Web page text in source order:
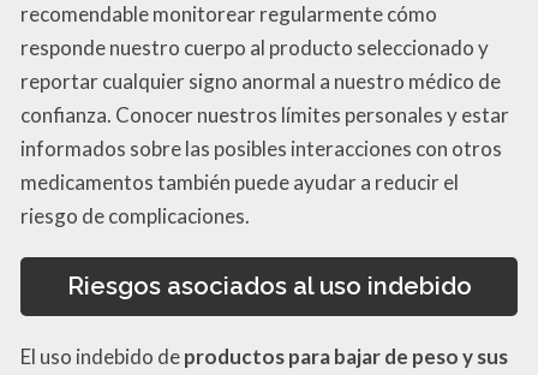
recomendable monitorear regularmente cómo
responde nuestro cuerpo al producto seleccionado y
reportar cualquier signo anormal a nuestro médico de
confianza. Conocer nuestros límites personales y estar
informados sobre las posibles interacciones con otros
medicamentos también puede ayudar a reducir el
riesgo de complicaciones.
Riesgos asociados al uso indebido
El uso indebido deproductos para bajar de peso y sus